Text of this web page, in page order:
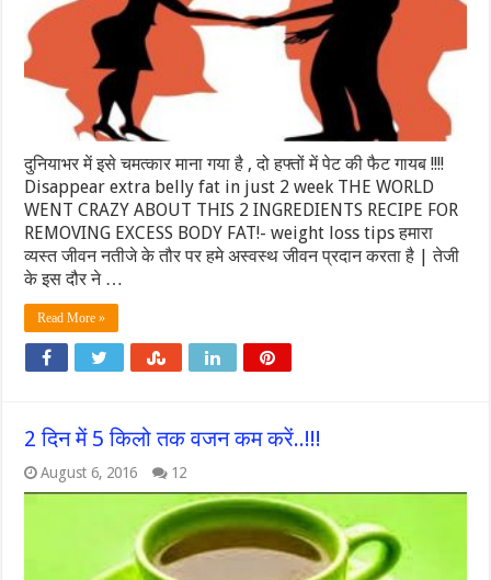
दुनियाभर में इसे चमत्कार माना गया है , दो हफ्तों में पेट की फैट गायब !!!!
Disappear extra belly fat in just 2 week THE WORLD
WENT CRAZY ABOUT THIS 2 INGREDIENTS RECIPE FOR
REMOVING EXCESS BODY FAT!- weight loss tips हमारा
व्यस्त जीवन नतीजे के तौर पर हमे अस्वस्थ जीवन प्रदान करता है | तेजी
के इस दौर ने …
Read More »
2 दिन में 5 किलो तक वजन कम करें..!!!
August 6, 2016 12